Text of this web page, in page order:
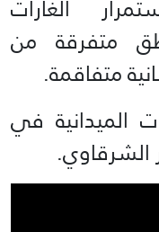
الغارات
متفرقة من
متفاقمة.
الميدانية في
الشرقاوي.